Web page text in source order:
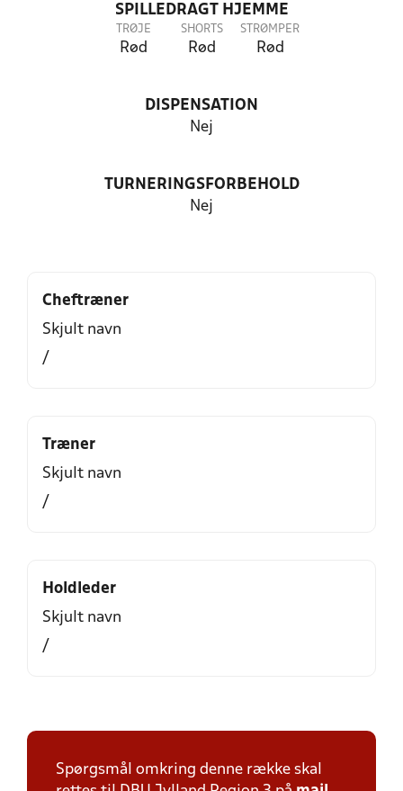
SPILLEDRAGT HJEMME
TRØJE
Rød
SHORTS
Rød
STRØMPER
Rød
DISPENSATION
Nej
TURNERINGSFORBEHOLD
Nej
Cheftræner
Skjult navn
/
Træner
Skjult navn
/
Holdleder
Skjult navn
/
Spørgsmål omkring denne række skal